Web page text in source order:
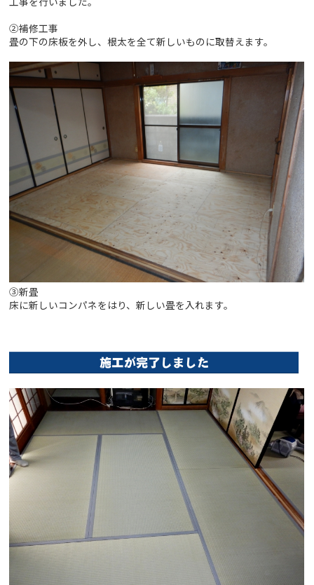
②補修工事
畳の下の床板を外し、根太を全て新しいものに取替えます。
③新畳
床に新しいコンパネをはり、新しい畳を入れます。